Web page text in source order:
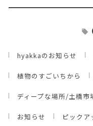
hyakkaのお知らせ
植物のすごいちから
ディープな場所/土橋
お知らせ ピックア